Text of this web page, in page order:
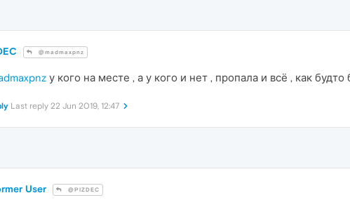
@madmaxpnz
у кого на месте , а у кого и нет , пропала и всё , как
Last reply 22 Jun 2019, 12:47
User @PIZDEC